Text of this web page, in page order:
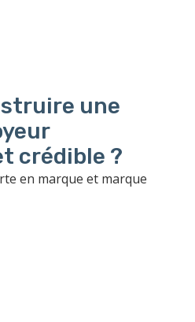
une
crédible ?
en marque et marque